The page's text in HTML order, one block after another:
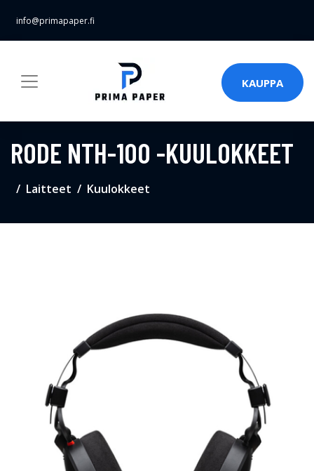
info@primapaper.fi
KAUPPA
RODE NTH-100 -KUULOKKEET
Laitteet Kuulokkeet